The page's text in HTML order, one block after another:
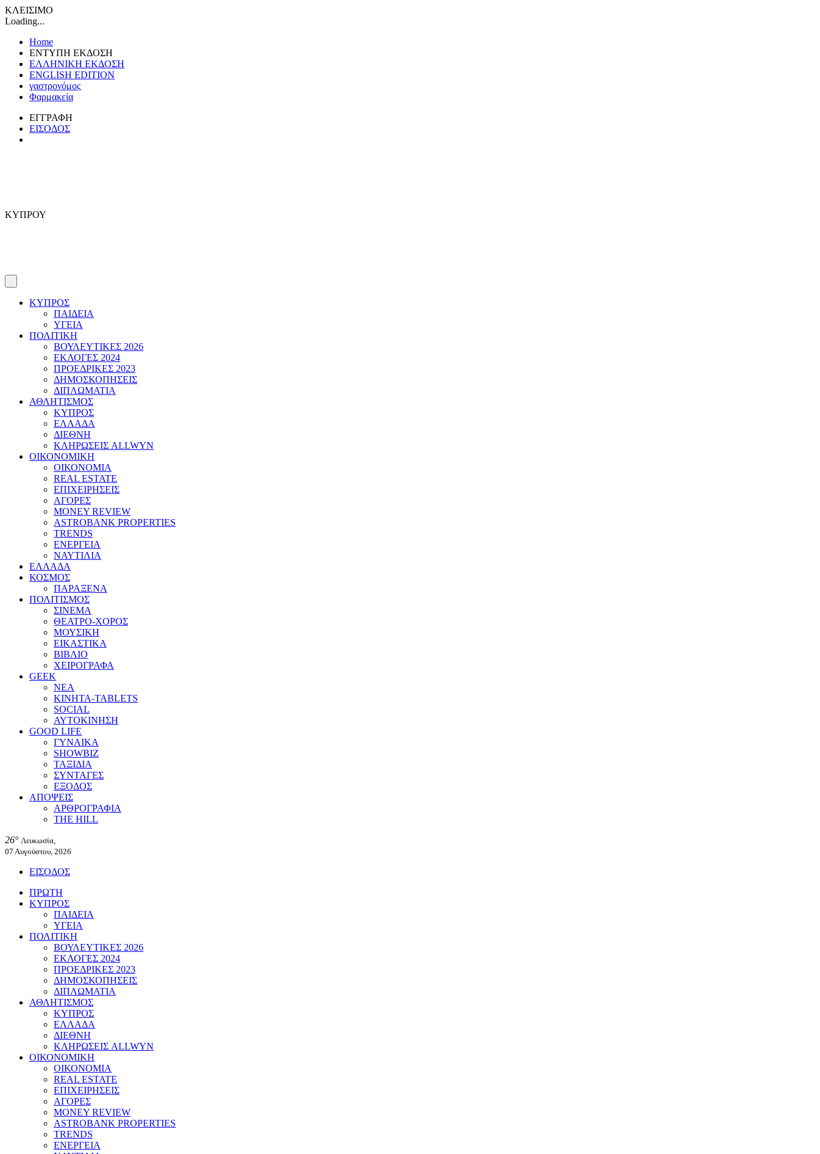
ΚΛΕΙΣΙΜΟ
Loading...
Home
ΕΝΤΥΠΗ ΕΚΔΟΣΗ
ΕΛΛΗΝΙΚΗ ΕΚΔΟΣΗ
ENGLISH EDITION
γαστρονόμος
Φαρμακεία
ΕΓΓΡΑΦΗ
ΕΙΣΟΔΟΣ
ΚΥΠΡΟΥ
ΚΥΠΡΟΣ
ΠΑΙΔΕΙΑ
ΥΓΕΙΑ
ΠΟΛΙΤΙΚΗ
ΒΟΥΛΕΥΤΙΚΕΣ 2026
ΕΚΛΟΓΕΣ 2024
ΠΡΟΕΔΡΙΚΕΣ 2023
ΔΗΜΟΣΚΟΠΗΣΕΙΣ
ΔΙΠΛΩΜΑΤΙΑ
ΑΘΛΗΤΙΣΜΟΣ
ΚΥΠΡΟΣ
ΕΛΛΑΔΑ
ΔΙΕΘΝΗ
ΚΛΗΡΩΣΕΙΣ ALLWYN
ΟΙΚΟΝΟΜΙΚΗ
ΟΙΚΟΝΟΜΙΑ
REAL ESTATE
ΕΠΙΧΕΙΡΗΣΕΙΣ
ΑΓΟΡΕΣ
MONEY REVIEW
ASTROBANK PROPERTIES
TRENDS
ΕΝΕΡΓΕΙΑ
ΝΑΥΤΙΛΙΑ
ΕΛΛΑΔΑ
ΚΟΣΜΟΣ
ΠΑΡΑΞΕΝΑ
ΠΟΛΙΤΙΣΜΟΣ
ΣΙΝΕΜΑ
ΘΕΑΤΡΟ-ΧΟΡΟΣ
ΜΟΥΣΙΚΗ
ΕΙΚΑΣΤΙΚΑ
ΒΙΒΛΙΟ
ΧΕΙΡΟΓΡΑΦΑ
GEEK
ΝΕΑ
ΚΙΝΗΤΑ-TABLETS
SOCIAL
ΑΥΤΟΚΙΝΗΣΗ
GOOD LIFE
ΓΥΝΑΙΚΑ
SHOWBIZ
ΤΑΞΙΔΙΑ
ΣΥΝΤΑΓΕΣ
ΕΞΟΔΟΣ
ΑΠΟΨΕΙΣ
ΑΡΘΡΟΓΡΑΦΙΑ
THE HILL
26° Λευκωσία,
07 Αυγούστου, 2026
ΕΙΣΟΔΟΣ
ΠΡΩΤΗ
ΚΥΠΡΟΣ
ΠΑΙΔΕΙΑ
ΥΓΕΙΑ
ΠΟΛΙΤΙΚΗ
ΒΟΥΛΕΥΤΙΚΕΣ 2026
ΕΚΛΟΓΕΣ 2024
ΠΡΟΕΔΡΙΚΕΣ 2023
ΔΗΜΟΣΚΟΠΗΣΕΙΣ
ΔΙΠΛΩΜΑΤΙΑ
ΑΘΛΗΤΙΣΜΟΣ
ΚΥΠΡΟΣ
ΕΛΛΑΔΑ
ΔΙΕΘΝΗ
ΚΛΗΡΩΣΕΙΣ ALLWYN
ΟΙΚΟΝΟΜΙΚΗ
ΟΙΚΟΝΟΜΙΑ
REAL ESTATE
ΕΠΙΧΕΙΡΗΣΕΙΣ
ΑΓΟΡΕΣ
MONEY REVIEW
ASTROBANK PROPERTIES
TRENDS
ΕΝΕΡΓΕΙΑ